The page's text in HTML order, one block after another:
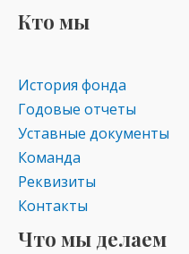
Кто мы
История фонда
Годовые отчеты
Уставные документы
Команда
Реквизиты
Контакты
Что мы делаем